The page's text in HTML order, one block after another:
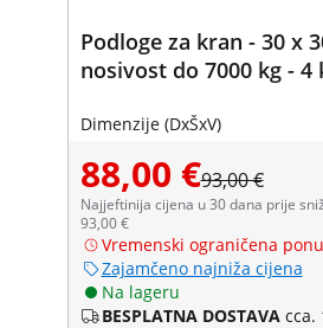
Podloge za kran - 30 x
nosivost do 7000 kg - 4
Dimenzije (DxŠxV)
88,00 €93,00 €
Najjeftinija cijena u 30 dana prije
93,00 €
Vremenski ograničena
Zajamčeno najniža cijena
Na lageru
BESPLATNA DOSTAVA cca.